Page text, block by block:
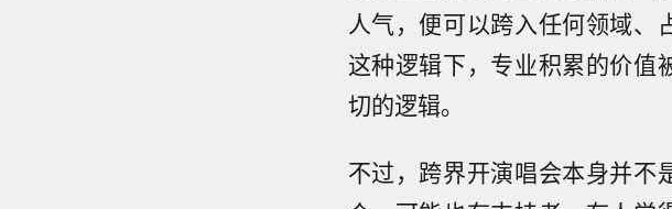
人气，便可以跨入任何领域、
这种逻辑下，专业积累的价值
切的逻辑。
不过，跨界开演唱会本身并不